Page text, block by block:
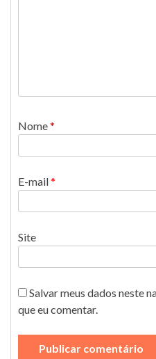
Nome*
E-mail*
Site
Salvar meus dados neste
que eu comentar.